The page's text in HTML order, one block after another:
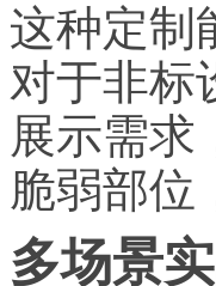
这种定制
对于非标
展示需求
脆弱部位
多场景